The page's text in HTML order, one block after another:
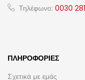
Τηλέφωνο: 0030
ΠΛΗΡΟΦΟΡΊΕΣ
Σχετικά με εμάς